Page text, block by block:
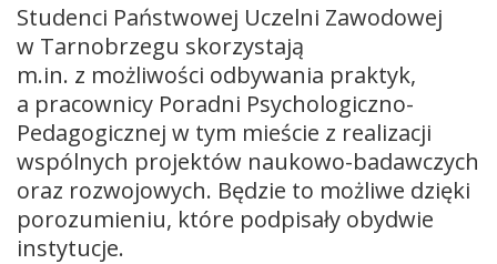
Studenci Państwowej Uczelni Zawodowej
w Tarnobrzegu skorzystają
m.in. z możliwości odbywania praktyk,
a pracownicy Poradni Psychologiczno-
Pedagogicznej w tym mieście z realizacji
wspólnych projektów naukowo-badawczych
oraz rozwojowych. Będzie to możliwe dzięki
porozumieniu, które podpisały obydwie
instytucje.